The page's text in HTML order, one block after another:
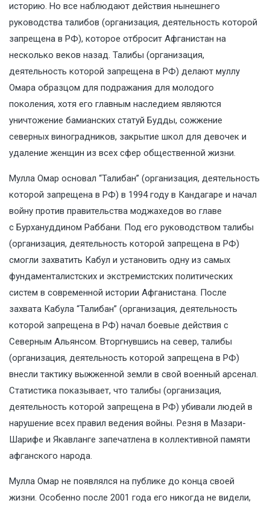
историю. Но все наблюдают действия нынешнего
руководства талибов (организация, деятельность которой
запрещена в РФ), которое отбросит Афганистан на
несколько веков назад. Талибы (организация,
деятельность которой запрещена в РФ) делают муллу
Омара образцом для подражания для молодого
поколения, хотя его главным наследием являются
уничтожение бамианских статуй Будды, сожжение
северных виноградников, закрытие школ для девочек и
удаление женщин из всех сфер общественной жизни.
Мулла Омар основал “Талибан” (организация, деятельность
которой запрещена в РФ) в 1994 году в Кандагаре и начал
войну против правительства моджахедов во главе
с Бурхануддином Раббани. Под его руководством талибы
(организация, деятельность которой запрещена в РФ)
смогли захватить Кабул и установить одну из самых
фундаменталистских и экстремистских политических
систем в современной истории Афганистана. После
захвата Кабула “Талибан” (организация, деятельность
которой запрещена в РФ) начал боевые действия с
Северным Альянсом. Вторгнувшись на север, талибы
(организация, деятельность которой запрещена в РФ)
внесли тактику выжженной земли в свой военный арсенал.
Статистика показывает, что талибы (организация,
деятельность которой запрещена в РФ) убивали людей в
нарушение всех правил ведения войны. Резня в Мазари-
Шарифе и Якавланге запечатлена в коллективной памяти
афганского народа.
Мулла Омар не появлялся на публике до конца своей
жизни. Особенно после 2001 года его никогда не видели,